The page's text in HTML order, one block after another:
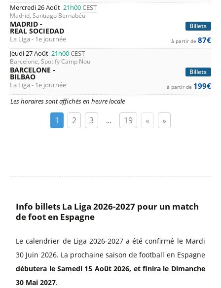
Les horaires sont affichés en heure locale
Mercredi 26 Août 21h00CEST
Madrid, Santiago Bernabéu
Billets
MADRID -
REAL SOCIEDAD
La Liga - 1e journée à partir de 87€
Jeudi 27 Août 21h00CEST
Barcelone, Spotify Camp Nou
Billets
BARCELONE -
BILBAO
La Liga - 1e journée à partir de 199€
1 2 3 … 19 « »
Info billets La Liga 2026-2027 pour un match
de foot en Espagne
Le calendrier de Liga 2026-2027 a été confirmé le Mardi
30 Juin 2026. La prochaine saison de football en Espagne
débutera le Samedi 15 Août 2026, et finira le Dimanche
30 Mai 2027.